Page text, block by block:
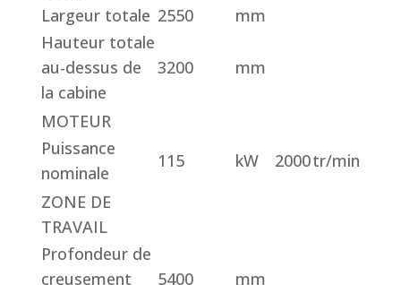
Largeur totale 2550
mm
Hauteur totale
au-dessus de
la cabine
3200 mm
MOTEUR
Puissance
nominale
115 kW 2000tr/min
ZONE DE
TRAVAIL
Profondeur de
creusement
5400 mm